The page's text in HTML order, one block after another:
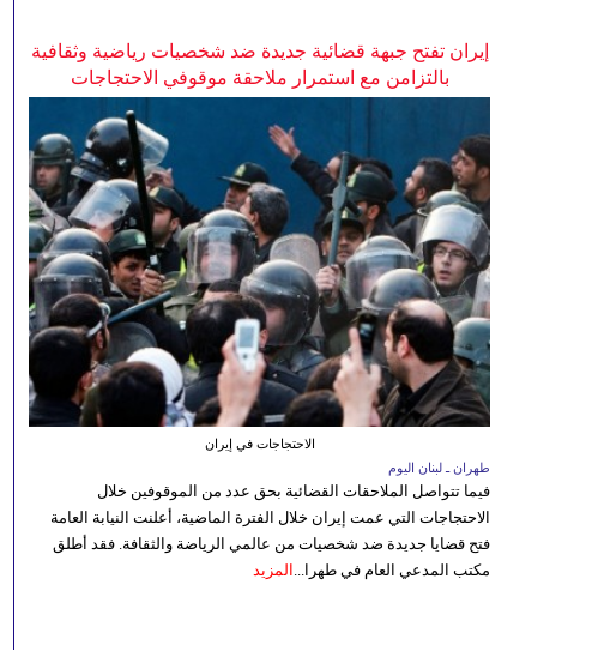
إيران تفتح جبهة قضائية جديدة ضد شخصيات رياضية وثقافية
بالتزامن مع استمرار ملاحقة موقوفي الاحتجاجات
الاحتجاجات في إيران
طهران ـ لبنان اليوم
فيما تتواصل الملاحقات القضائية بحق عدد من الموقوفين خلال
الاحتجاجات التي عمت إيران خلال الفترة الماضية، أعلنت النيابة العامة
فتح قضايا جديدة ضد شخصيات من عالمي الرياضة والثقافة. فقد أطلق
مكتب المدعي العام في طهرا... المزيد